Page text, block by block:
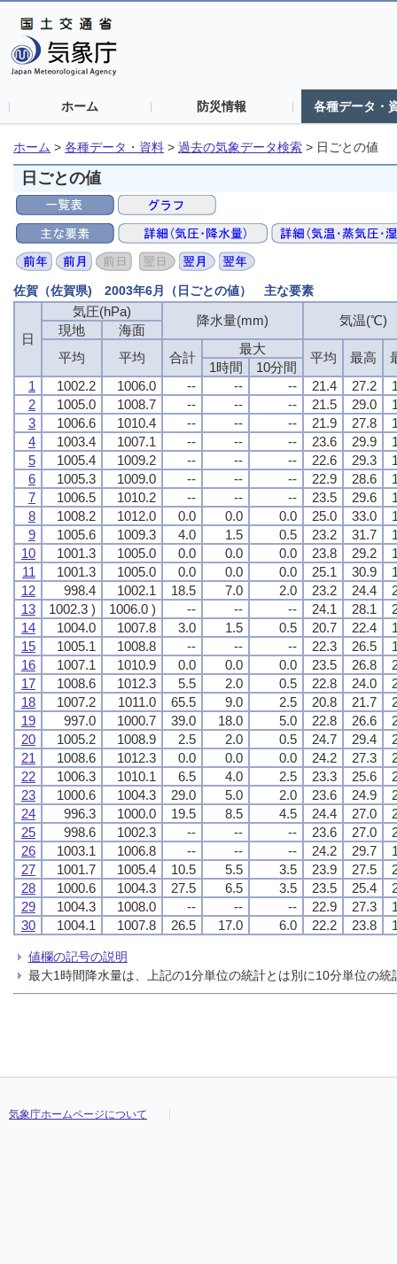
ホーム 防災情報 各種データ・
ホーム > 各種データ・資料 > 過去の気象データ検索 > 日ごとの値
日ごとの値
佐賀（佐賀県) 2003年6月（日ごとの値） 主な要素
日
気圧(hPa)
降水量(mm) 気温(℃)
現地
海面
平均
平均 合計
最大
平均 最高
1時間
10分間
1
1002.2 1006.0 -- -- -- 21.4 27.2
2
1005.0 1008.7 -- -- -- 21.5 29.0
3
1006.6 1010.4 -- -- -- 21.9 27.8
4
1003.4 1007.1 -- -- -- 23.6 29.9
5
1005.4 1009.2 -- -- -- 22.6 29.3
6
1005.3 1009.0 -- -- -- 22.9 28.6
7
1006.5 1010.2 -- -- -- 23.5 29.6
8
1008.2 1012.0 0.0 0.0 0.0 25.0 33.0
9
1005.6 1009.3 4.0 1.5 0.5 23.2 31.7
10
1001.3 1005.0 0.0 0.0 0.0 23.8 29.2
11
1001.3 1005.0 0.0 0.0 0.0 25.1 30.9
12
998.4 1002.1 18.5 7.0 2.0 23.2 24.4
13
1002.3 ) 1006.0 ) -- -- -- 24.1 28.1
14
1004.0 1007.8 3.0 1.5 0.5 20.7 22.4
15
1005.1 1008.8 -- -- -- 22.3 26.5
16
1007.1 1010.9 0.0 0.0 0.0 23.5 26.8
17
1008.6 1012.3 5.5 2.0 0.5 22.8 24.0
18
1007.2 1011.0 65.5 9.0 2.5 20.8 21.7
19
997.0 1000.7 39.0 18.0 5.0 22.8 26.6
20
1005.2 1008.9 2.5 2.0 0.5 24.7 29.4
21
1008.6 1012.3 0.0 0.0 0.0 24.2 27.3
22
1006.3 1010.1 6.5 4.0 2.5 23.3 25.6
23
1000.6 1004.3 29.0 5.0 2.0 23.6 24.9
24
996.3 1000.0 19.5 8.5 4.5 24.4 27.0
25
998.6 1002.3 -- -- -- 23.6 27.0
26
1003.1 1006.8 -- -- -- 24.2 29.7
27
1001.7 1005.4 10.5 5.5 3.5 23.9 27.5
28
1000.6 1004.3 27.5 6.5 3.5 23.5 25.4
29
1004.3 1008.0 -- -- -- 22.9 27.3
30
1004.1 1007.8 26.5 17.0 6.0 22.2 23.8
値欄の記号の説明
最大1時間降水量は、上記の1分単位の統計とは別に10分単位の
気象庁ホームページについて